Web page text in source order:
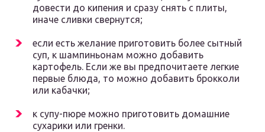
довести до кипения и сразу снять с плиты,
иначе сливки свернутся;
если есть желание приготовить более сытный
суп, к шампиньонам можно добавить
картофель. Если же вы предпочитаете легкие
первые блюда, то можно добавить брокколи
или кабачки;
к супу-пюре можно приготовить домашние
сухарики или гренки.